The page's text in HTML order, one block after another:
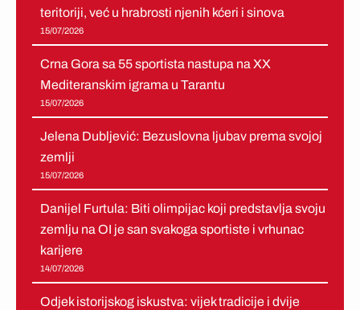
teritoriji, već u hrabrosti njenih kćeri i sinova
15/07/2026
Crna Gora sa 55 sportista nastupa na XX
Mediteranskim igrama u Tarantu
15/07/2026
Jelena Dubljević: Bezuslovna ljubav prema svojoj
zemlji
15/07/2026
Danijel Furtula: Biti olimpijac koji predstavlja svoju
zemlju na OI je san svakoga sportiste i vrhunac
karijere
14/07/2026
Odjek istorijskog iskustva: vijek tradicije i dvije